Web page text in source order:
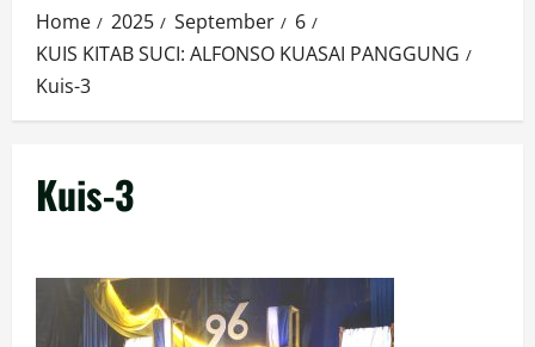
Home 2025 September
6
KUIS KITAB SUCI: ALFONSO KUASAI PANGGUNG
Kuis-3
Kuis-3